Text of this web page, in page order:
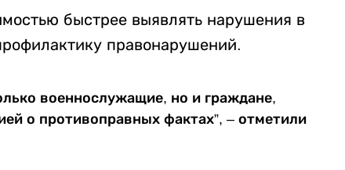
быстрее выявлять нарушения в
правонарушений.
военнослужащие, но и граждане,
о противоправных фактах”, – отметили